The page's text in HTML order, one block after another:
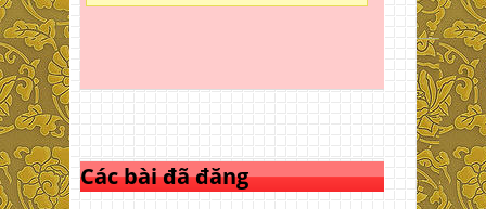
Các bài đã đăng